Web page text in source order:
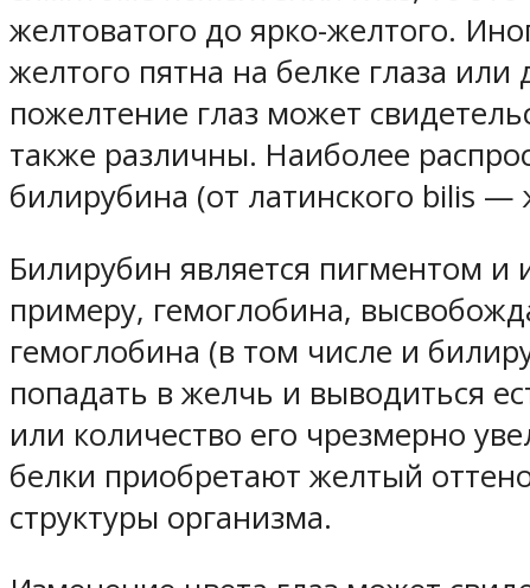
желтоватого до ярко-желтого.
желтого пятна на белке глаза
пожелтение глаз может
также различны. Наиболее
билирубина (от латинского bilis
Билирубин является пигментом
примеру, гемоглобина,
гемоглобина (в том числе и
попадать в желчь и выводиться
или количество его чрезмерно
белки приобретают желтый
структуры организма.